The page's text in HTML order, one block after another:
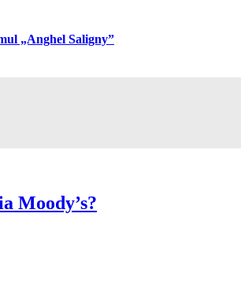
„Anghel Saligny”
Moody’s?